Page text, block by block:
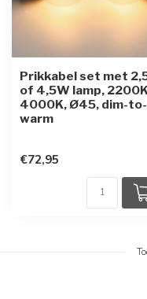
Prikkabel set met
of 4,5W lamp,
4000K, Ø45, dim-to-
warm
€72,95